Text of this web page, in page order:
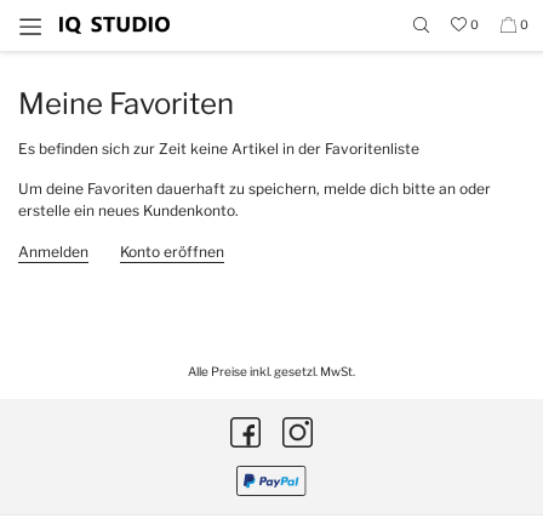
0 0
Meine Favoriten
Es befinden sich zur Zeit keine Artikel in der Favoritenliste
Um deine Favoriten dauerhaft zu speichern, melde dich bitte an oder
erstelle ein neues Kundenkonto.
Anmelden Konto eröffnen
Alle Preise inkl. gesetzl. MwSt.